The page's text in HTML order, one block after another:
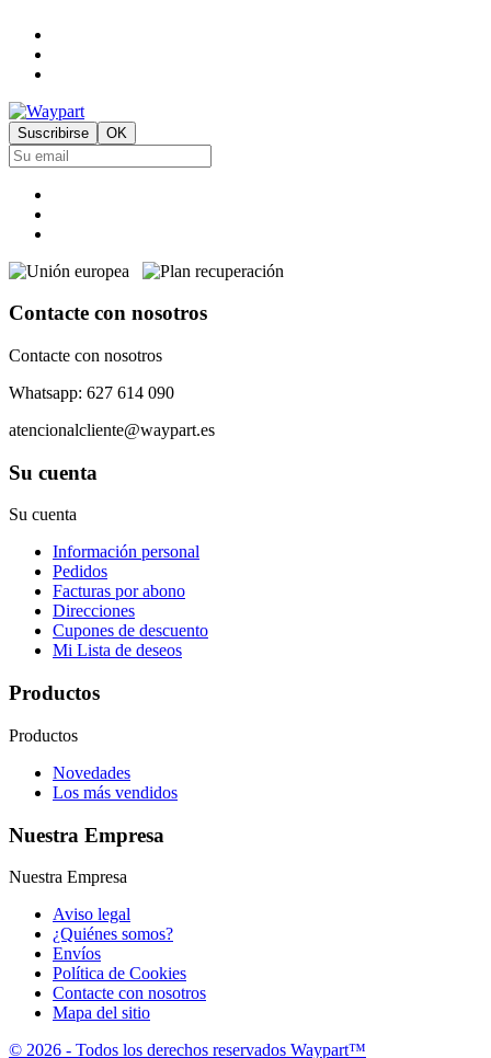
Contacte con nosotros
Contacte con nosotros
Whatsapp: 627 614 090
atencionalcliente@waypart.es
Su cuenta
Su cuenta
Información personal
Pedidos
Facturas por abono
Direcciones
Cupones de descuento
Mi Lista de deseos
Productos
Productos
Novedades
Los más vendidos
Nuestra Empresa
Nuestra Empresa
Aviso legal
¿Quiénes somos?
Envíos
Política de Cookies
Contacte con nosotros
Mapa del sitio
© 2026 - Todos los derechos reservados Waypart™